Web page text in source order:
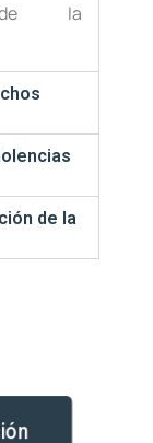
de la
de la